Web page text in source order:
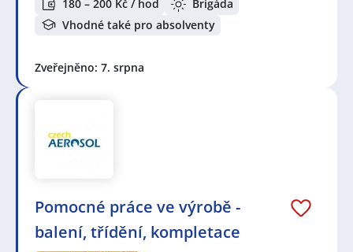
180 – 200 Kč / hod
Brigáda
Vhodné také pro absolventy
Zveřejněno: 7. srpna
Pomocné práce ve výrobě -
balení, třídění, kompletace